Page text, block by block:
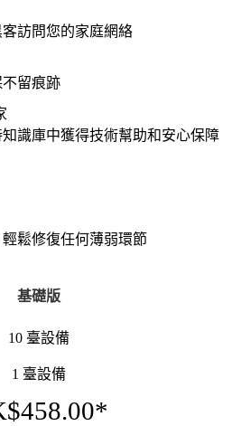
訪問您的家庭網絡
留痕跡
識庫中獲得技術幫助和安心保障
鬆修復任何薄弱環節
基礎版
10 臺設備
1 臺設備